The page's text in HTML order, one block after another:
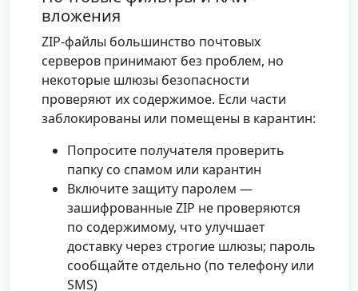
вложения
ZIP-файлы большинство почтовых
серверов принимают без проблем, но
некоторые шлюзы безопасности
проверяют их содержимое. Если части
заблокированы или помещены в карантин:
Попросите получателя проверить
папку со спамом или карантин
Включите защиту паролем —
зашифрованные ZIP не проверяются
по содержимому, что улучшает
доставку через строгие шлюзы; пароль
сообщайте отдельно (по телефону или
SMS)